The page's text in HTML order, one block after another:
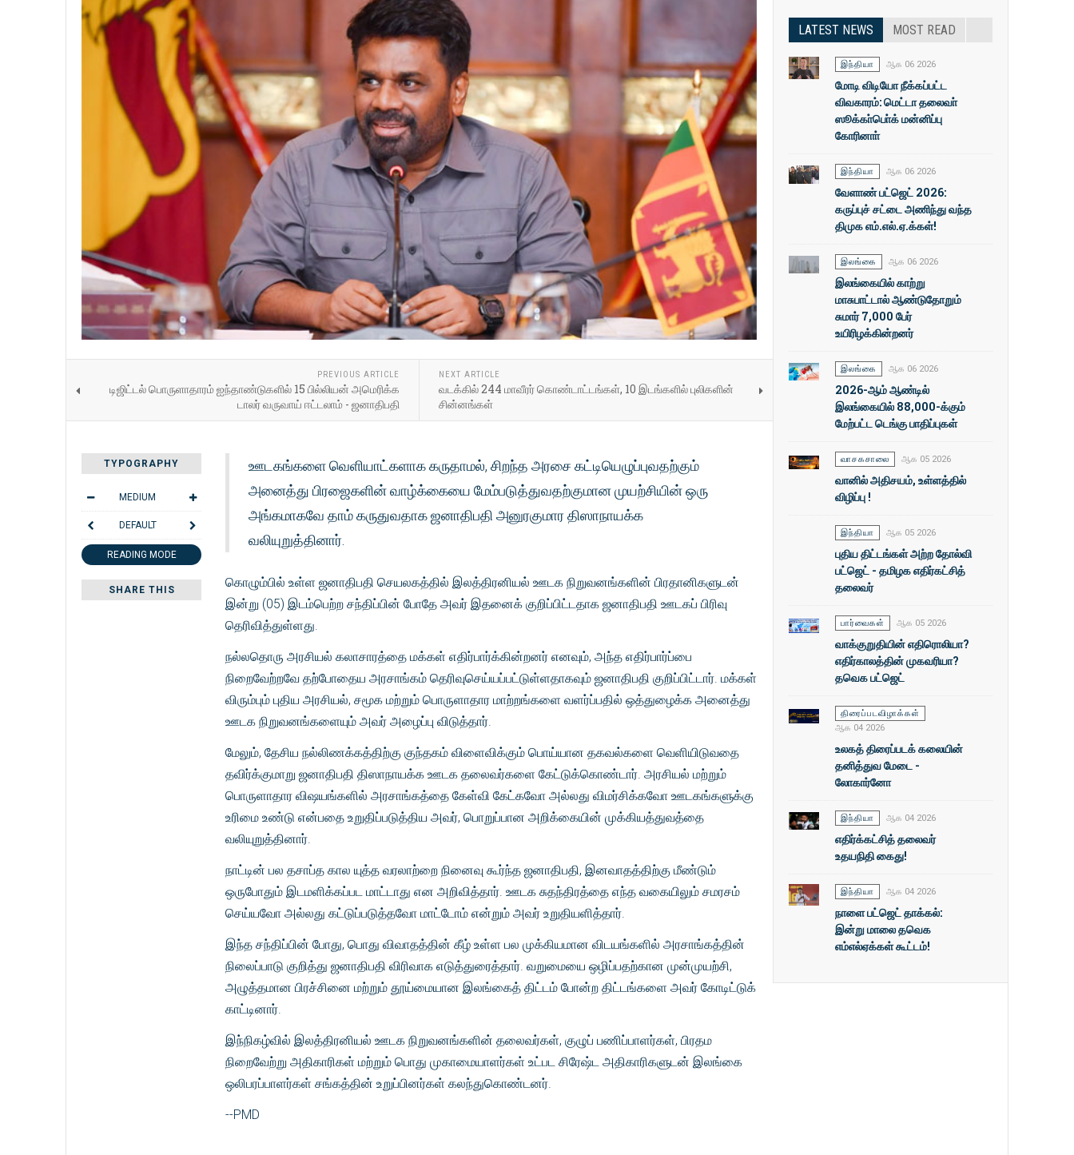
PREVIOUS ARTICLE
டிஜிட்டல் பொருளாதாரம் ஐந்தாண்டுகளில் 15 பில்லியன் அமெரிக்க
டாலர் வருவாய் ஈட்டலாம் - ஜனாதிபதி
NEXT ARTICLE
வடக்கில் 244 மாவீரர் கொண்டாட்டங்கள், 10 இடங்களில் புலிகளின்
சின்னங்கள்
TYPOGRAPHY
MEDIUM
DEFAULT
READING MODE
SHARE THIS
ஊடகங்களை வெளியாட்களாக கருதாமல், சிறந்த அரசை கட்டியெழுப்புவதற்கும்
அனைத்து பிரஜைகளின் வாழ்க்கையை மேம்படுத்துவதற்குமான முயற்சியின் ஒரு
அங்கமாகவே தாம் கருதுவதாக ஜனாதிபதி அனுரகுமார திஸாநாயக்க
வலியுறுத்தினார்.
கொழும்பில் உள்ள ஜனாதிபதி செயலகத்தில் இலத்திரனியல் ஊடக நிறுவனங்களின் பிரதானிகளுடன்
இன்று (05) இடம்பெற்ற சந்திப்பின் போதே அவர் இதனைக் குறிப்பிட்டதாக ஜனாதிபதி ஊடகப் பிரிவு
தெரிவித்துள்ளது.
நல்லதொரு அரசியல் கலாசாரத்தை மக்கள் எதிர்பார்க்கின்றனர் எனவும், அந்த எதிர்பார்ப்பை
நிறைவேற்றவே தற்போதைய அரசாங்கம் தெரிவுசெய்யப்பட்டுள்ளதாகவும் ஜனாதிபதி குறிப்பிட்டார். மக்கள்
விரும்பும் புதிய அரசியல், சமூக மற்றும் பொருளாதார மாற்றங்களை வளர்ப்பதில் ஒத்துழைக்க அனைத்து
ஊடக நிறுவனங்களையும் அவர் அழைப்பு விடுத்தார்.
மேலும், தேசிய நல்லிணக்கத்திற்கு குந்தகம் விளைவிக்கும் பொய்யான தகவல்களை வெளியிடுவதை
தவிர்க்குமாறு ஜனாதிபதி திஸாநாயக்க ஊடக தலைவர்களை கேட்டுக்கொண்டார். அரசியல் மற்றும்
பொருளாதார விஷயங்களில் அரசாங்கத்தை கேள்வி கேட்கவோ அல்லது விமர்சிக்கவோ ஊடகங்களுக்கு
உரிமை உண்டு என்பதை உறுதிப்படுத்திய அவர், பொறுப்பான அறிக்கையின் முக்கியத்துவத்தை
வலியுறுத்தினார்.
நாட்டின் பல தசாப்த கால யுத்த வரலாற்றை நினைவு கூர்ந்த ஜனாதிபதி, இனவாதத்திற்கு மீண்டும்
ஒருபோதும் இடமளிக்கப்பட மாட்டாது என அறிவித்தார். ஊடக சுதந்திரத்தை எந்த வகையிலும் சமரசம்
செய்யவோ அல்லது கட்டுப்படுத்தவோ மாட்டோம் என்றும் அவர் உறுதியளித்தார்.
இந்த சந்திப்பின் போது, ​​பொது விவாதத்தின் கீழ் உள்ள பல முக்கியமான விடயங்களில் அரசாங்கத்தின்
நிலைப்பாடு குறித்து ஜனாதிபதி விரிவாக எடுத்துரைத்தார். வறுமையை ஒழிப்பதற்கான முன்முயற்சி,
அழுத்தமான பிரச்சினை மற்றும் தூய்மையான இலங்கைத் திட்டம் போன்ற திட்டங்களை அவர் கோடிட்டுக்
காட்டினார்.
இந்நிகழ்வில் இலத்திரனியல் ஊடக நிறுவனங்களின் தலைவர்கள், குழுப் பணிப்பாளர்கள், பிரதம
நிறைவேற்று அதிகாரிகள் மற்றும் பொது முகாமையாளர்கள் உட்பட சிரேஷ்ட அதிகாரிகளுடன் இலங்கை
ஒலிபரப்பாளர்கள் சங்கத்தின் உறுப்பினர்கள் கலந்துகொண்டனர்.
--PMD
LATEST NEWS MOST READ
இந்தியா ஆக 06 2026
மோடி விடியோ நீக்கப்பட்ட
விவகாரம்: மெட்டா தலைவா்
ஸூக்கா்பொ்க் மன்னிப்பு
கோரினாா்
இந்தியா ஆக 06 2026
வேளாண் பட்ஜெட் 2026:
கருப்புச் சட்டை அணிந்து வந்த
திமுக எம்.எல்.ஏ.க்கள்!
இலங்கை ஆக 06 2026
இலங்கையில் காற்று
மாசுபாட்டால் ஆண்டுதோறும்
சுமார் 7,000 பேர்
உயிரிழக்கின்றனர்
இலங்கை ஆக 06 2026
2026-ஆம் ஆண்டில்
இலங்கையில் 88,000-க்கும்
மேற்பட்ட டெங்கு பாதிப்புகள்
வாசகசாலை ஆக 05 2026
வானில் அதிசயம், உள்ளத்தில்
விழிப்பு !
இந்தியா ஆக 05 2026
புதிய திட்டங்கள் அற்ற தோல்வி
பட்ஜெட் - தமிழக எதிர்கட்சித்
தலைவர்
பார்வைகள் ஆக 05 2026
வாக்குறுதியின் எதிரொலியா?
எதிர்காலத்தின் முகவரியா?
தவெக பட்ஜெட்
திரைப்படவிழாக்கள்
ஆக 04 2026
உலகத் திரைப்படக் கலையின்
தனித்துவ மேடை -
லோகார்னோ
இந்தியா ஆக 04 2026
எதிர்க்கட்சித் தலைவர்
உதயநிதி கைது!
இந்தியா ஆக 04 2026
நாளை பட்ஜெட் தாக்கல்:
இன்று மாலை தவெக
எம்எல்ஏக்கள் கூட்டம்!